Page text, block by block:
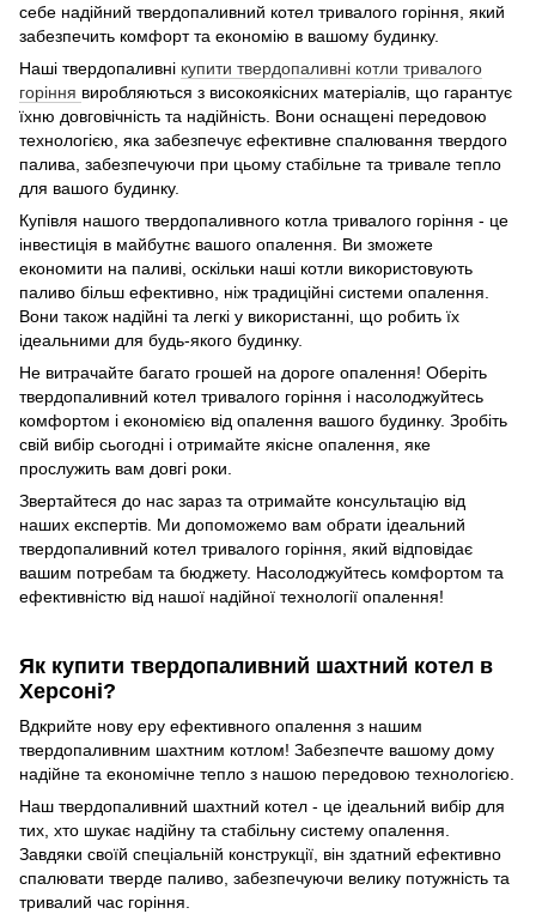
себе надійний твердопаливний котел тривалого горіння, який
забезпечить комфорт та економію в вашому будинку.
Наші твердопаливні купити твердопаливні котли тривалого
горіння виробляються з високоякісних матеріалів, що гарантує
їхню довговічність та надійність. Вони оснащені передовою
технологією, яка забезпечує ефективне спалювання твердого
палива, забезпечуючи при цьому стабільне та тривале тепло
для вашого будинку.
Купівля нашого твердопаливного котла тривалого горіння - це
інвестиція в майбутнє вашого опалення. Ви зможете
економити на паливі, оскільки наші котли використовують
паливо більш ефективно, ніж традиційні системи опалення.
Вони також надійні та легкі у використанні, що робить їх
ідеальними для будь-якого будинку.
Не витрачайте багато грошей на дороге опалення! Оберіть
твердопаливний котел тривалого горіння і насолоджуйтесь
комфортом і економією від опалення вашого будинку. Зробіть
свій вибір сьогодні і отримайте якісне опалення, яке
прослужить вам довгі роки.
Звертайтеся до нас зараз та отримайте консультацію від
наших експертів. Ми допоможемо вам обрати ідеальний
твердопаливний котел тривалого горіння, який відповідає
вашим потребам та бюджету. Насолоджуйтесь комфортом та
ефективністю від нашої надійної технології опалення!
Як купити твердопаливний шахтний котел в
Херсоні?
Вдкрийте нову еру ефективного опалення з нашим
твердопаливним шахтним котлом! Забезпечте вашому дому
надійне та економічне тепло з нашою передовою технологією.
Наш твердопаливний шахтний котел - це ідеальний вибір для
тих, хто шукає надійну та стабільну систему опалення.
Завдяки своїй спеціальній конструкції, він здатний ефективно
спалювати тверде паливо, забезпечуючи велику потужність та
тривалий час горіння.